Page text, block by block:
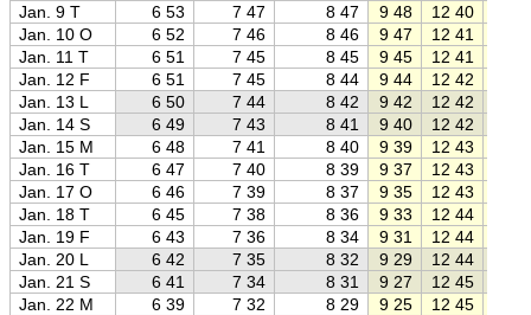
Jan. 9 T
6 53 7 47 8 47 9 48 12 40
Jan. 10 O
6 52 7 46 8 46 9 47 12 41
Jan. 11 T
6 51 7 45 8 45 9 45 12 41
Jan. 12 F
6 51 7 45 8 44 9 44 12 42
Jan. 13 L
6 50 7 44 8 42 9 42 12 42
Jan. 14 S
6 49 7 43 8 41 9 40 12 42
Jan. 15 M
6 48 7 41 8 40 9 39 12 43
Jan. 16 T
6 47 7 40 8 39 9 37 12 43
Jan. 17 O
6 46 7 39 8 37 9 35 12 43
Jan. 18 T
6 45 7 38 8 36 9 33 12 44
Jan. 19 F
6 43 7 36 8 34 9 31 12 44
Jan. 20 L
6 42 7 35 8 32 9 29 12 44
Jan. 21 S
6 41 7 34 8 31 9 27 12 45
Jan. 22 M
6 39 7 32 8 29 9 25 12 45